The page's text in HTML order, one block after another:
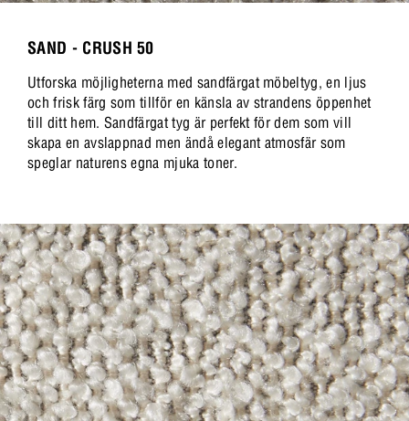
SAND - CRUSH 50
Utforska möjligheterna med sandfärgat möbeltyg, en ljus
och frisk färg som tillför en känsla av strandens öppenhet
till ditt hem. Sandfärgat tyg är perfekt för dem som vill
skapa en avslappnad men ändå elegant atmosfär som
speglar naturens egna mjuka toner.